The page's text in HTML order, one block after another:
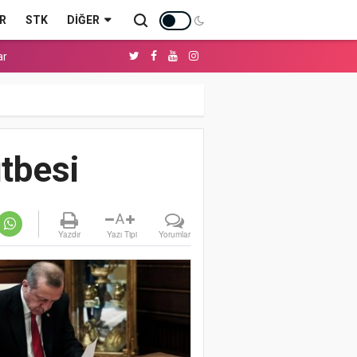
STK DIĞER
Yazdır
A
Yazı Tipi Yorumlar